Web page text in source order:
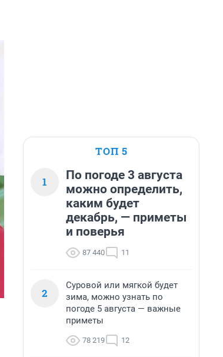
ТОП 5
1
По погоде 3 августа
можно определить,
каким будет
декабрь, — приметы
и поверья
87 440 11
2
Суровой или мягкой будет
зима, можно узнать по
погоде 5 августа — важные
приметы
78 219 12